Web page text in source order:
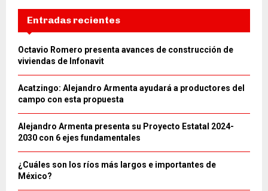
Entradas recientes
Octavio Romero presenta avances de construcción de
viviendas de Infonavit
Acatzingo: Alejandro Armenta ayudará a productores del
campo con esta propuesta
Alejandro Armenta presenta su Proyecto Estatal 2024-
2030 con 6 ejes fundamentales
¿Cuáles son los ríos más largos e importantes de
México?